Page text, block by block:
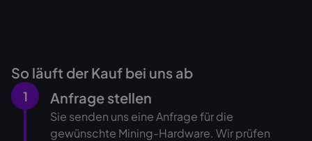
So läuft der Kauf bei uns ab
1 Anfrage stellen
Sie senden uns eine Anfrage für die
gewünschte Mining-Hardware. Wir prüfen